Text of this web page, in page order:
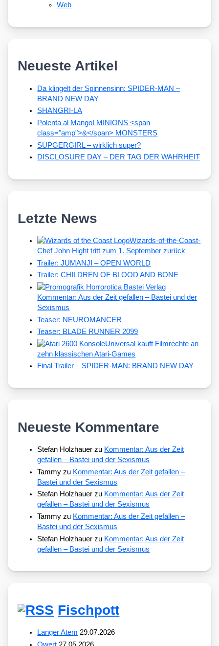
Web
Neueste Artikel
Da klingelt der Spinnensinn: SPIDER-MAN –
BRAND NEW DAY
SHANGRI-LA
Polenta al Mango! MINIONS <span
class="amp">&</span> MONSTERS
SUPGERGIRL – wirklich super?
DISCLOSURE DAY – DER TAG DER WAHRHEIT
Letzte News
Wizards-of-the-Coast-
Chef John Hight tritt zum 1. September zurück
Trailer: JUMANJI – OPEN WORLD
Trailer: CHILDREN OF BLOOD AND BONE
Kommentar: Aus der Zeit gefallen – Bastei und der
Sexismus
Teaser: NEUROMANCER
Teaser: BLADE RUNNER 2099
Universal kauft Filmrechte an
zehn klassischen Atari-Games
Final Trailer – SPIDER-MAN: BRAND NEW DAY
Neueste Kommentare
Stefan Holzhauer zu Kommentar: Aus der Zeit
gefallen – Bastei und der Sexismus
Tammy zu Kommentar: Aus der Zeit gefallen –
Bastei und der Sexismus
Stefan Holzhauer zu Kommentar: Aus der Zeit
gefallen – Bastei und der Sexismus
Tammy zu Kommentar: Aus der Zeit gefallen –
Bastei und der Sexismus
Stefan Holzhauer zu Kommentar: Aus der Zeit
gefallen – Bastei und der Sexismus
Fischpott
Langer Atem 29.07.2026